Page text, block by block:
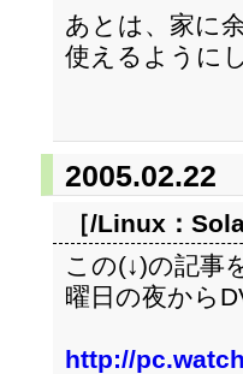
あとは、家に
使えるように
2005.02.22
［/Linux：
この(↓)の記事
曜日の夜から
http://